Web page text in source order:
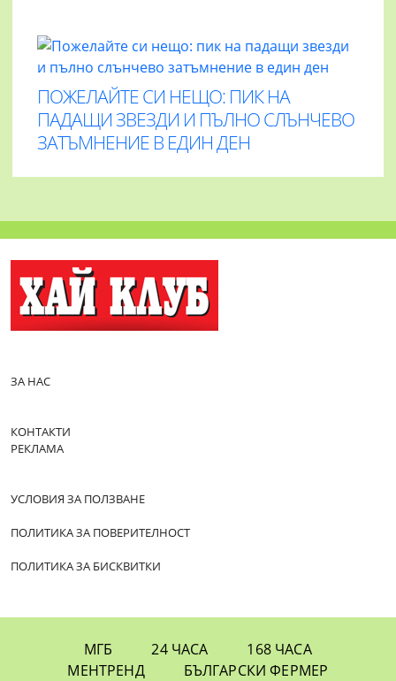
ПОЖЕЛАЙТЕ СИ НЕЩО: ПИК НА
ПАДАЩИ ЗВЕЗДИ И ПЪЛНО СЛЪНЧЕВО
ЗАТЪМНЕНИЕ В ЕДИН ДЕН
ЗА НАС
КОНТАКТИ
РЕКЛАМА
УСЛОВИЯ ЗА ПОЛЗВАНЕ
ПОЛИТИКА ЗА ПОВЕРИТЕЛНОСТ
ПОЛИТИКА ЗА БИСКВИТКИ
МГБ 24 ЧАСА
168 ЧАСА
МЕНТРЕНД
БЪЛГАРСКИ ФЕРМЕР